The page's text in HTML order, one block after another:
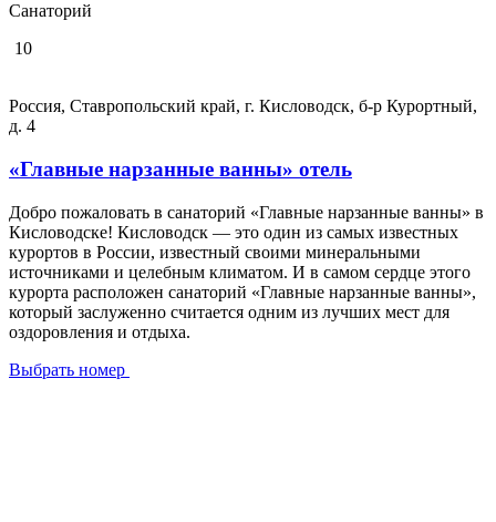
Санаторий
10
Россия, Ставропольский край, г. Кисловодск, б-р Курортный,
д. 4
«Главные нарзанные ванны» отель
Добро пожаловать в санаторий «Главные нарзанные ванны» в
Кисловодске! Кисловодск — это один из самых известных
курортов в России, известный своими минеральными
источниками и целебным климатом. И в самом сердце этого
курорта расположен санаторий «Главные нарзанные ванны»,
который заслуженно считается одним из лучших мест для
оздоровления и отдыха.
Выбрать номер